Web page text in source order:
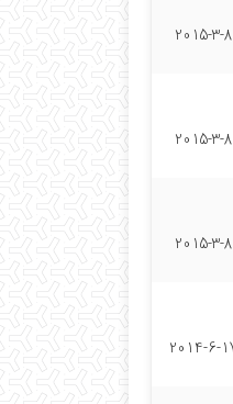
2015-3-8
2015-3-8
2015-3-8
2014-6-